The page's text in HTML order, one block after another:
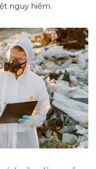
nguy hiểm.